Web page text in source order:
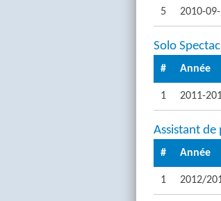
5 2010-
Solo
# Année
1 2011-
Assistant
# Année
1 2012/